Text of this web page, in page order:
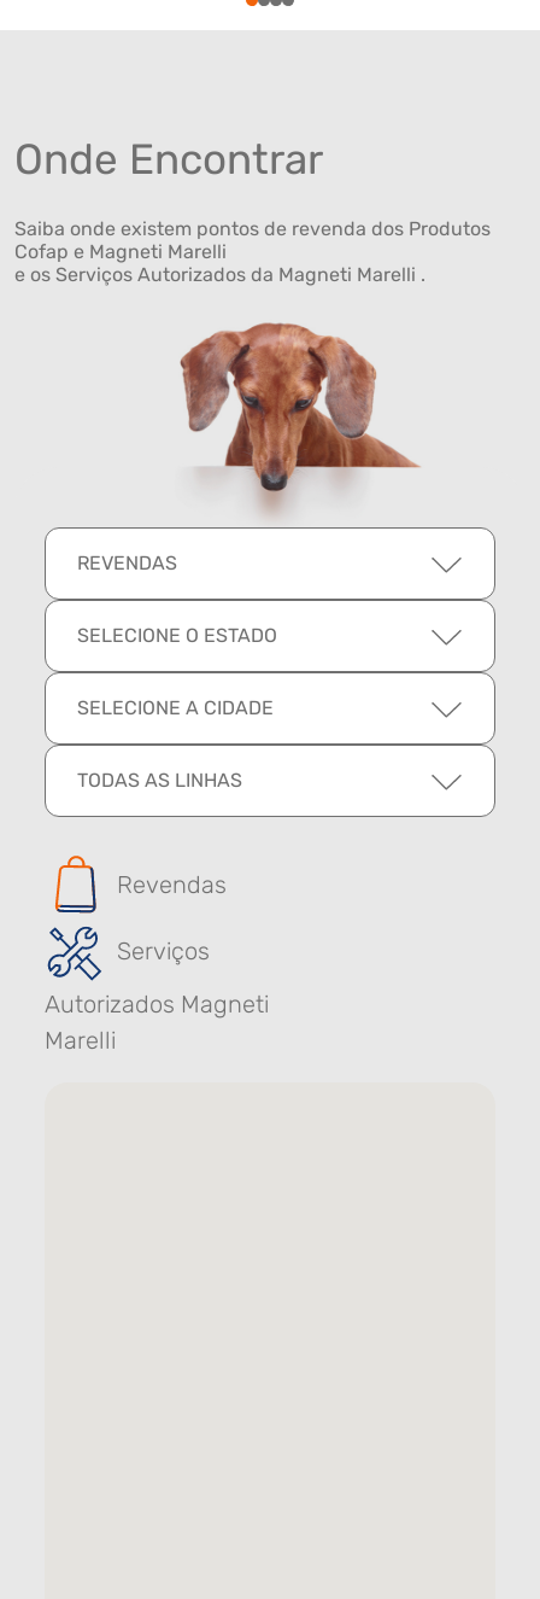
1234
Onde Encontrar
Saiba onde existem pontos de revenda dos Produtos
Cofap e Magneti Marelli
e os Serviços Autorizados da Magneti Marelli .
REVENDAS
SELECIONE O ESTADO
SELECIONE A CIDADE
TODAS AS LINHAS
Revendas
Serviços
Autorizados Magneti
Marelli